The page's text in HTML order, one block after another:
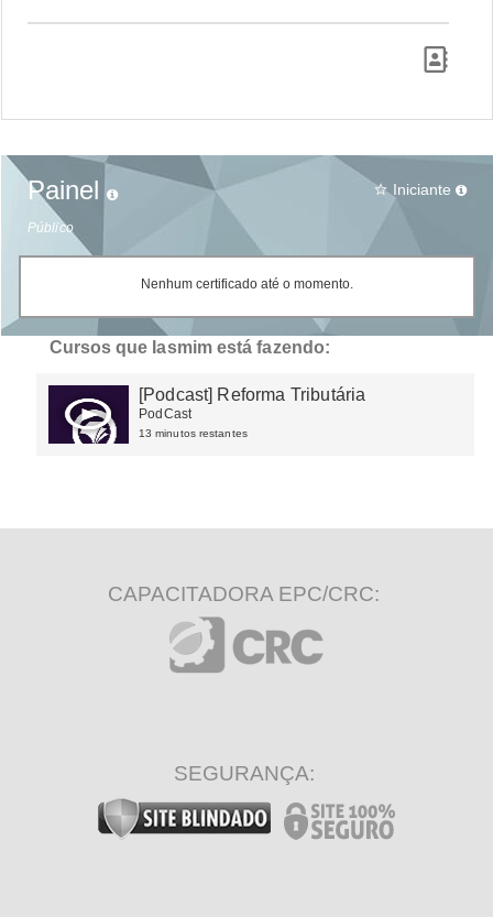
Painel
Público
star_border Iniciante
Nenhum certificado até o momento.
Cursos que Iasmim está fazendo:
[Podcast] Reforma Tributária
PodCast
13 minutos restantes
CAPACITADORA EPC/CRC:
SEGURANÇA: